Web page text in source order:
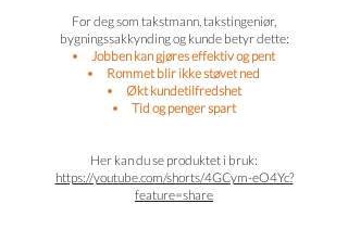
For deg som takstmann, takstingeniør,
bygningssakkynding og kunde betyr dette:
Jobben kan gjøres effektiv og pent
Rommet blir ikke støvet ned
Økt kundetilfredshet
Tid og penger spart
Her kan du se produktet i bruk:
https://youtube.com/shorts/4GCym-eO4Yc?
feature=share